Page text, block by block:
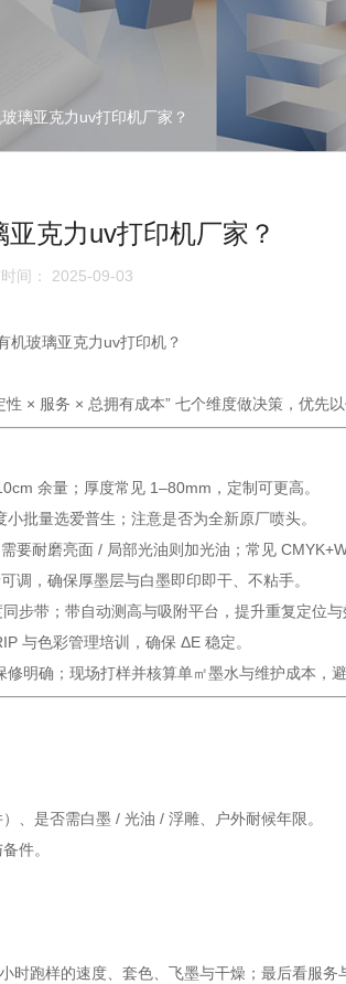
璃亚克力uv打印机厂家？
克力uv打印机厂家？
间： 2025-09-03
玻璃亚克力uv打印机？
服务 × 总拥有成本” 七个维度做决策，优先以
余量；厚度常见 1–80mm，定制可更高。
批量选爱普生；注意是否为全新原厂喷头。
要耐磨亮面 / 局部光油则加光油；常见
调，确保厚墨层与白墨即印即干、不粘手。
步带；带自动测高与吸附平台，提升重复定位与
与色彩管理培训，确保 ΔE 稳定。
明确；现场打样并核算单㎡墨水与维护成本，避
、是否需白墨 / 光油 / 浮雕、户外耐候年限。
件。
跑样的速度、套色、飞墨与干燥；最后看服务